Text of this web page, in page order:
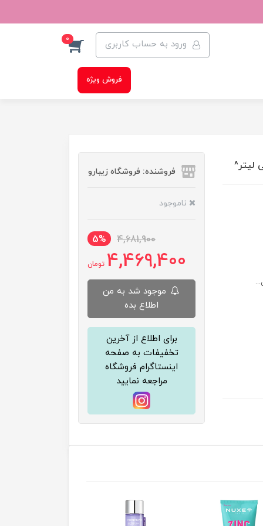
ورود به حساب کاربری 0
فروش ویژه
فروشنده: فروشگاه زیبارو
ناموجود
4,681,900
5%
4,469,400 تومان
موجود شد به من
اطلاع بده
برای اطلاع از آخرین
تخفیفات به صفحه
اینستاگرام فروشگاه
مراجعه نمایید